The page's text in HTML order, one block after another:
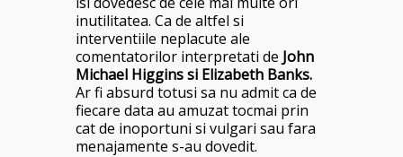
inutilitatea. Ca de altfel si
interventiile neplacute ale
comentatorilor interpretati de John
Michael Higgins si Elizabeth Banks.
Ar fi absurd totusi sa nu admit ca de
fiecare data au amuzat tocmai prin
cat de inoportuni si vulgari sau fara
menajamente s-au dovedit.